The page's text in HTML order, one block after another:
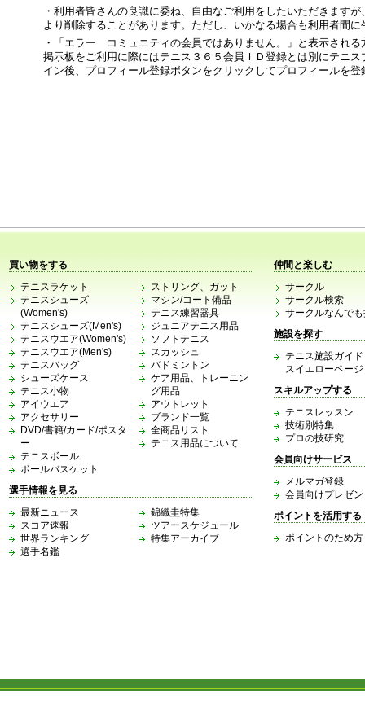
・利用者皆さんの良識に委ね、自由なご利用をしたいただきます
より削除することがあります。ただし、いかなる場合も利用者間
・「エラー コミュニティの会員ではありません。」と表示される
掲示板をご利用に際にはテニス３６５会員ＩＤ登録とは別にテニ
イン後、プロフィール登録ボタンをクリックしてプロフィールを
買い物をする
テニスラケット
テニスシューズ
(Women's)
テニスシューズ(Men's)
テニスウエア(Women's)
テニスウエア(Men's)
テニスバッグ
シューズケース
テニス小物
アイウエア
アクセサリー
DVD/書籍/カード/ポスタ
ー
テニスボール
ボールバスケット
ストリング、ガット
マシン/コート備品
テニス練習器具
ジュニアテニス用品
ソフトテニス
スカッシュ
バドミントン
ケア用品、トレーニン
グ用品
アウトレット
ブランド一覧
全商品リスト
テニス用品について
選手情報を見る
最新ニュース
スコア速報
世界ランキング
選手名鑑
錦織圭特集
ツアースケジュール
特集アーカイブ
仲間と楽しむ
サークル
サークル検索
サークルなんで
施設を探す
テニス施設ガイ
スイエローペー
スキルアップする
テニスレッスン
技術別特集
プロの技研究
会員向けサービス
メルマガ登録
会員向けプレゼ
ポイントを活用する
ポイントのため方